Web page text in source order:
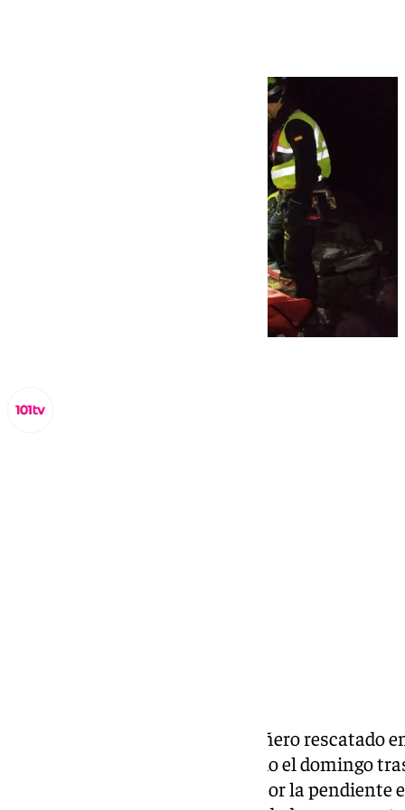
Trasladado a Córdoba el montañero rescatado
montañero de 60 años rescatado el domingo
craneoencefálico al deslizarse por la pendiente